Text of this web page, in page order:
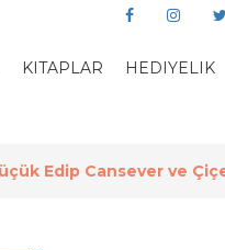
KITAPLAR HEDIYELIK
Edip Cansever ve